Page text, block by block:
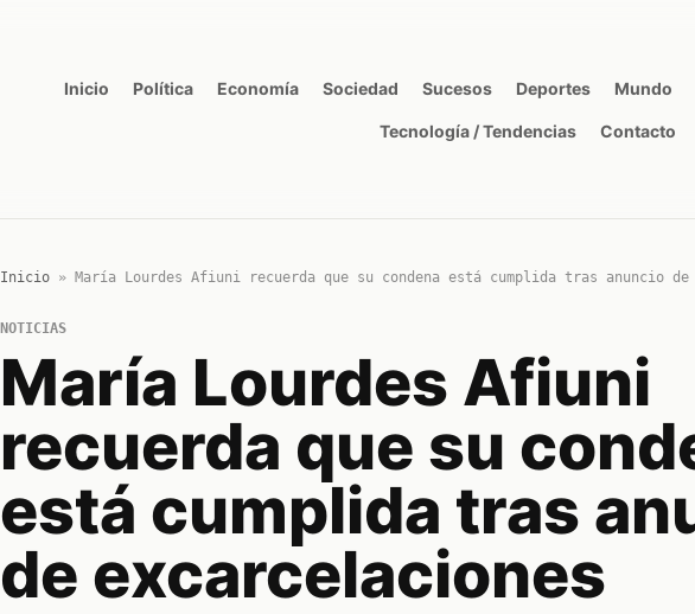
Inicio Política Economía Sociedad Sucesos Deportes Mundo
Tecnología / Tendencias Contacto
Inicio» María Lourdes Afiuni recuerda que su condena está cumplida tras anuncio de
NOTICIAS
María Lourdes Afiuni
recuerda que su
está cumplida tras
de excarcelaciones